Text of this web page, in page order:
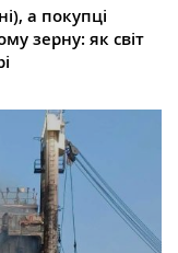
а покупці
зерну: як світ